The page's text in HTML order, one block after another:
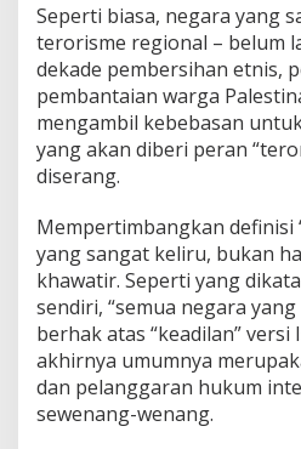
Seperti biasa, negara yang
terorisme regional – belum
dekade pembersihan etnis,
pembantaian warga
mengambil kebebasan
yang akan diberi peran
diserang.
Mempertimbangkan definisi
yang sangat keliru, bukan
khawatir. Seperti yang
sendiri, “semua negara
berhak atas “keadilan” versi
akhirnya umumnya
dan pelanggaran hukum
sewenang-wenang.